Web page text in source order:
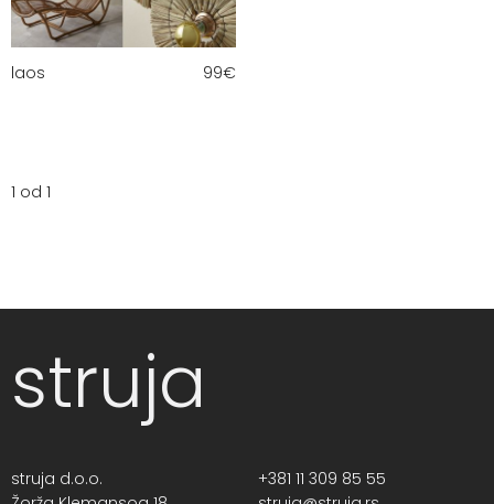
laos 99€
1 od 1
struja
struja d.o.o.
+381 11 309 85 55